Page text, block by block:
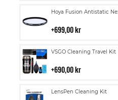
Hoya Fusion Antistatic
699,00 kr
Lägg
i
VSGO Cleaning Travel Kit
690,00 kr
Lägg
i
LensPen Cleaning Kit
Lägg